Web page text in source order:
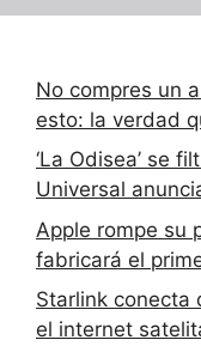
No compres un
esto: la verdad
‘La Odisea’ se
Universal
Apple rompe su
fabricará el
Starlink conecta
el internet